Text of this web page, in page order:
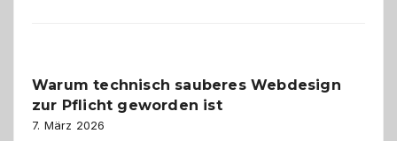
den
Logikrätseln
Warum technisch sauberes Webdesign
zur Pflicht geworden ist
7. März 2026